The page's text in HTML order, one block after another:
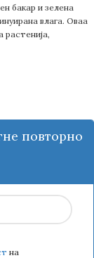
бакар и зелена
влага. Оваа
растенија,
повторно
на